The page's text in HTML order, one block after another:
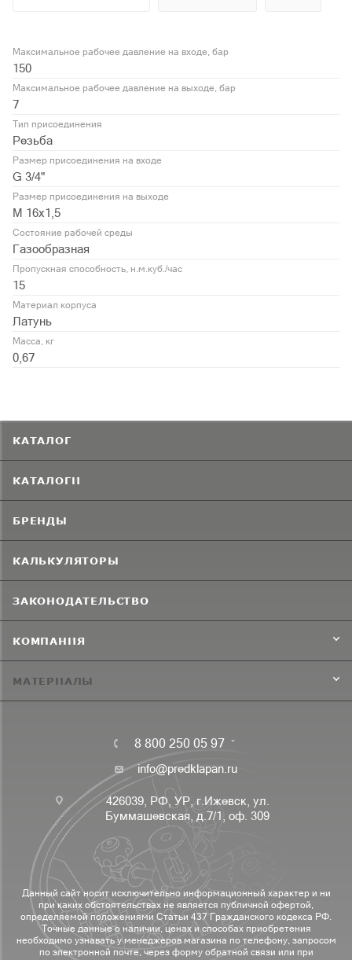
Максимальное рабочее давление на входе, бар
150
Максимальное рабочее давление на выходе, бар
7
Тип присоединения
Резьба
Размер присоединения на входе
G 3/4"
Размер присоединения на выходе
М 16х1,5
Состояние рабочей среды
Газообразная
Пропускная способность, н.м.куб./час
15
Материал корпуса
Латунь
Масса, кг
0,67
КАТАЛОГ
КАТАЛОГИ
БРЕНДЫ
КАЛЬКУЛЯТОРЫ
ЗАКОНОДАТЕЛЬСТВО
КОМПАНИЯ
МАТЕРИАЛЫ
8 800 250 05 97
info@predklapan.ru
426039, РФ, УР, г.Ижевск, ул.
Буммашевская, д.7/1, оф. 309
Данный сайт носит исключительно информационный характер и ни
при каких обстоятельствах не является публичной офертой,
определяемой положениями Статьи 437 Гражданского кодекса РФ.
Точные данные о наличии, ценах и способах приобретения
необходимо узнавать у менеджеров магазина по телефону, запросом
по электронной почте, через форму обратной связи или при